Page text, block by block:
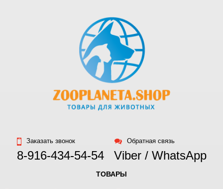
Заказать звонок
8-916-434-54-54
Обратная связь
Viber / WhatsApp
ТОВАРЫ